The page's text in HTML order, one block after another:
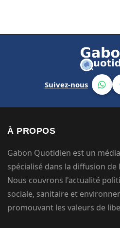
Suivez-nous
À PROPOS
Gabon Quotidien est un
spécialisé dans la diffusion
Nous couvrons l'actualité
sociale, sanitaire et
promouvant les valeurs de